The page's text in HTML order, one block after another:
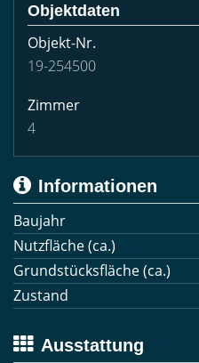
Objektdaten
Objekt-Nr.
19-254500
Zimmer
4
Informationen
Baujahr
Nutzfläche (ca.)
Grundstücksfläche (ca.)
Zustand
Ausstattung